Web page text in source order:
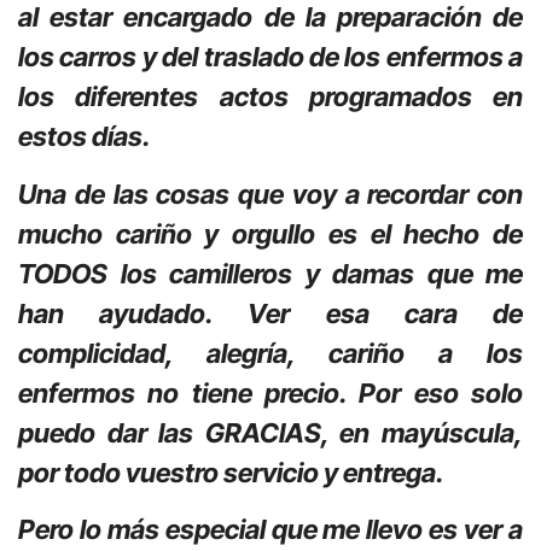
al estar encargado de la preparación de
los carros y del traslado de los enfermos a
los diferentes actos programados en
estos días.
Una de las cosas que voy a recordar con
mucho cariño y orgullo es el hecho de
TODOS los camilleros y damas que me
han ayudado. Ver esa cara de
complicidad, alegría, cariño a los
enfermos no tiene precio. Por eso solo
puedo dar las GRACIAS, en mayúscula,
por todo vuestro servicio y entrega.
Pero lo más especial que me llevo es ver a